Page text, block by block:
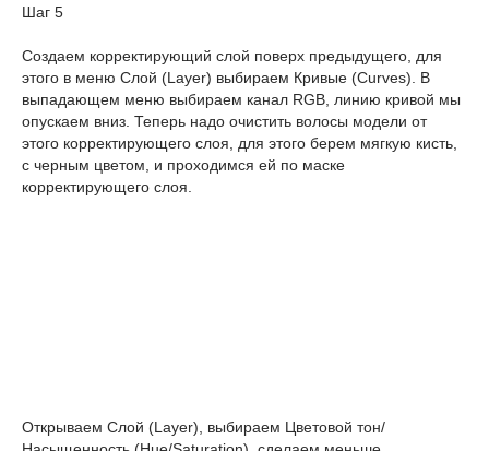
Шаг 5
Создаем корректирующий слой поверх предыдущего, для
этого в меню Слой (Layer) выбираем Кривые (Curves). В
выпадающем меню выбираем канал RGB, линию кривой мы
опускаем вниз. Теперь надо очистить волосы модели от
этого корректирующего слоя, для этого берем мягкую кисть,
с черным цветом, и проходимся ей по маске
корректирующего слоя.
Открываем Слой (Layer), выбираем Цветовой тон/